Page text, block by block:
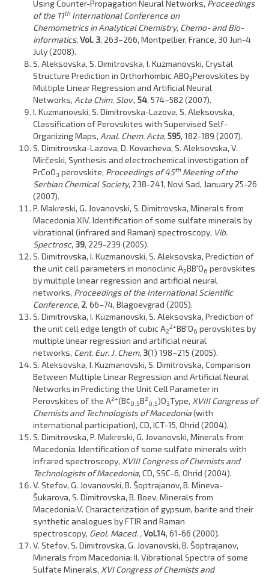
Using Counter-Propagation Neural Networks, Proceedings
of the 11th International Conference on
Chemometrics in Analytical Chemistry, Chemo- and Bio-
informatics, Vol. 3, 263–266, Montpellier, France, 30 Jun-4
July (2008).
S. Aleksovska, S. Dimitrovska, I. Kuzmanovski, Crystal
Structure Prediction in Orthorhombic ABO3Perovskites by
Multiple Linear Regression and Artificial Neural
Networks, Acta Chim. Slov., 54, 574–582 (2007).
I. Kuzmanovski, S. Dimitrovska-Lazova, S. Aleksovska,
Classification of Perovskites with Supervised Self-
Organizing Maps, Anal. Chem. Acta, 595, 182-189 (2007).
S. Dimitrovska-Lazova, D. Kovacheva, S. Aleksovska, V.
Mirčeski, Synthesis and electrochemical investigation of
PrCoO3 perovskite, Proceedings of 45th Meeting of the
Serbian Chemical Society, 238-241, Novi Sad, January 25-26
(2007).
P. Makreski, G. Jovanovski, S. Dimitrovska, Minerals from
Macedonia XIV. Identification of some sulfate minerals by
vibrational (infrared and Raman) spectroscopy, Vib.
Spectrosc, 39, 229-239 (2005).
S. Dimitrovska, I. Kuzmanovski, S. Aleksovska, Prediction of
the unit cell parameters in monoclinic A2BB′O6 perovskites
by multiple linear regression and artificial neural
networks, Proceedings of the International Scientific
Conference, 2, 66–74, Blagoevgrad (2005).
S. Dimitrovska, I. Kuzmanovski, S. Aleksovska, Prediction of
the unit cell edge length of cubic A2
2+BB′O6 perovskites by
multiple linear regression and artificial neural
networks, Cent. Eur. J. Chem, 3(1) 198–215 (2005).
S. Aleksovska, I. Kuzmanovski, S. Dimitrovska, Comparison
Between Multiple Linear Regression and Artificial Neural
Networks in Predicting the Unit Cell Parameter in
Perovskites of the A2+(B¢0.5B²0.5)O3Type, XVIII Congress of
Chemists and Technologists of Macedonia(with
international participation), CD, ICT-15, Оhrid (2004).
S. Dimitrovska, P. Makreski, G. Jovanovski, Minerals from
Macedonia. Identification of some sulfate minerals with
infrared spectroscopy, XVIII Congress of Chemists and
Technologists of Macedonia, CD, SSC-6, Ohrid (2004).
V. Stefov, G. Jovanovski, B. Šoptrajanov, B. Mineva-
Šukarova, S. Dimitrovska, B. Boev, Minerals from
Macedonia:V. Characterization of gypsum, barite and their
synthetic analogues by FTIR and Raman
spectroscopy, Geol. Maced. ,Vol.14, 61-66 (2000).
V. Stefov, S. Dimitrovska, G. Jovanovski, B. Šoptrajanov,
Minerals from Macedonia: II. Vibrational Spectra of some
Sulfate Minerals, XVI Congress of Chemists and